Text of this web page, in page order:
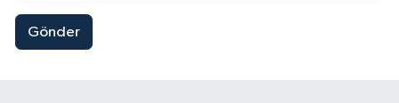
Gönder